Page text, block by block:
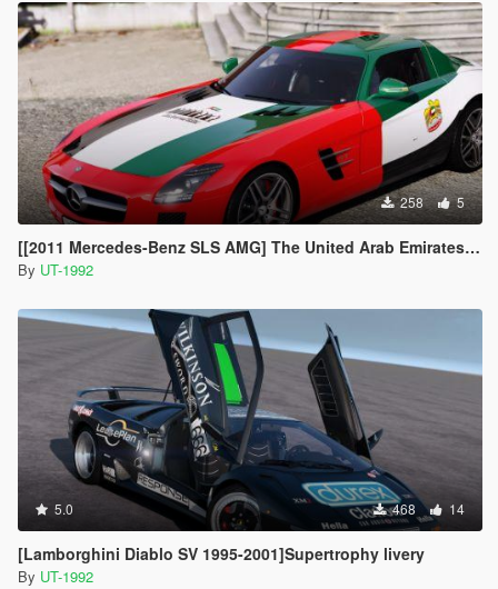
258 5
[[2011 Mercedes-Benz SLS AMG] The United Arab Emirates livery
By UT-1992
5.0 468 14
[Lamborghini Diablo SV 1995-2001]Supertrophy livery
By UT-1992